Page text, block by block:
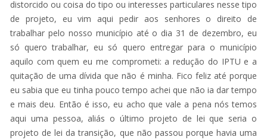
distorcido ou coisa do tipo ou interesses particulares nesse tipo
de projeto, eu vim aqui pedir aos senhores o direito de
trabalhar pelo nosso município até o dia 31 de dezembro, eu
só quero trabalhar, eu só quero entregar para o município
aquilo com quem eu me comprometi: a redução do IPTU e a
quitação de uma dívida que não é minha. Fico feliz até porque
eu sabia que eu tinha pouco tempo achei que não ia dar tempo
e mais deu. Então é isso, eu acho que vale a pena nós temos
aqui uma pessoa, aliás o último projeto de lei que seria o
projeto de lei da transição, que não passou porque havia uma